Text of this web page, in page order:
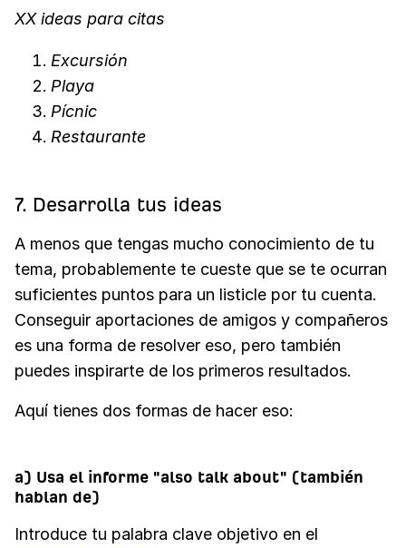
XX ideas para citas
Excursión
Playa
Pícnic
Restaurante
7. Desarrolla tus ideas
A menos que tengas mucho conocimiento de tu
tema, probablemente te cueste que se te ocurran
suficientes puntos para un listicle por tu cuenta.
Conseguir aportaciones de amigos y compañeros
es una forma de resolver eso, pero también
puedes inspirarte de los primeros resultados.
Aquí tienes dos formas de hacer eso:
a) Usa el informe "also talk about" (también
hablan de)
Introduce tu palabra clave objetivo en el